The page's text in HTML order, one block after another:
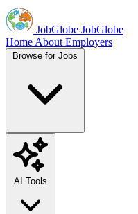
JobGlobe JobGlobe
Home About Employers
Browse for Jobs
AI Tools